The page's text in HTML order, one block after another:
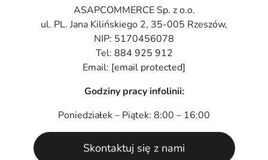
ASAPCOMMERCE Sp. z o.o.
ul. PL. Jana Kilińskiego 2, 35-005 Rzeszów,
NIP: 5170456078
Tel: 884 925 912
Email: [email protected]
Godziny pracy infolinii:
Poniedziałek – Piątek: 8:00 – 16:00
Skontaktuj się z nami